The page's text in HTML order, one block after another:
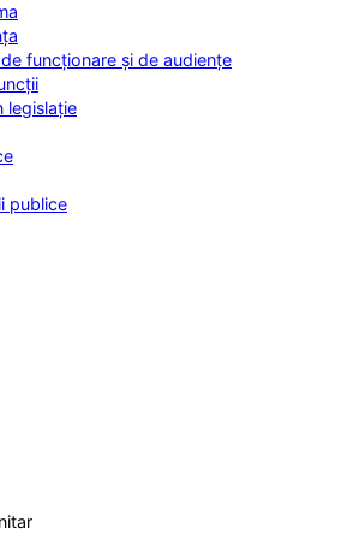
funcționare și de audiențe
legislație
publice